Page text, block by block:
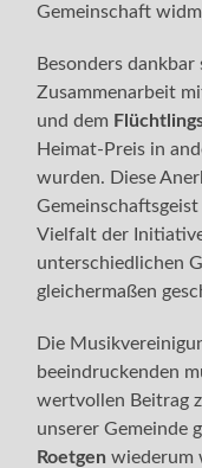
Gemeinschaft
Besonders
Zusammenarbeit
und dem
Heimat-Preis in
wurden. Diese
Vielfalt der
unterschiedlichen
gleichermaßen
Die
beeindruckenden
wertvollen Beitrag
unserer Gemeinde
Roetgen wiederum